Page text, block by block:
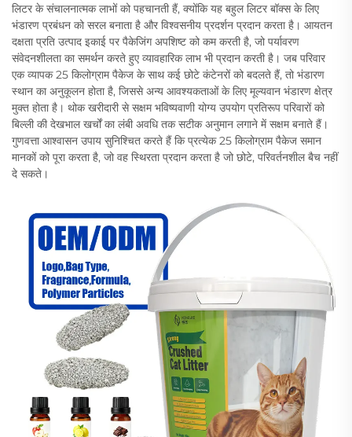
लिटर के संचालनात्मक लाभों को पहचानती हैं, क्योंकि यह बहुल लिटर बॉक्स के लिए
भंडारण प्रबंधन को सरल बनाता है और विश्वसनीय प्रदर्शन प्रदान करता है। आयतन
दक्षता प्रति उत्पाद इकाई पर पैकेजिंग अपशिष्ट को कम करती है, जो पर्यावरण
संवेदनशीलता का समर्थन करते हुए व्यावहारिक लाभ भी प्रदान करती है। जब परिवार
एक व्यापक 25 किलोग्राम पैकेज के साथ कई छोटे कंटेनरों को बदलते हैं, तो भंडारण
स्थान का अनुकूलन होता है, जिससे अन्य आवश्यकताओं के लिए मूल्यवान भंडारण क्षेत्र
मुक्त होता है। थोक खरीदारी से सक्षम भविष्यवाणी योग्य उपयोग प्रतिरूप परिवारों को
बिल्ली की देखभाल खर्चों का लंबी अवधि तक सटीक अनुमान लगाने में सक्षम बनाते हैं।
गुणवत्ता आश्वासन उपाय सुनिश्चित करते हैं कि प्रत्येक 25 किलोग्राम पैकेज समान
मानकों को पूरा करता है, जो वह स्थिरता प्रदान करता है जो छोटे, परिवर्तनशील बैच नहीं
दे सकते।